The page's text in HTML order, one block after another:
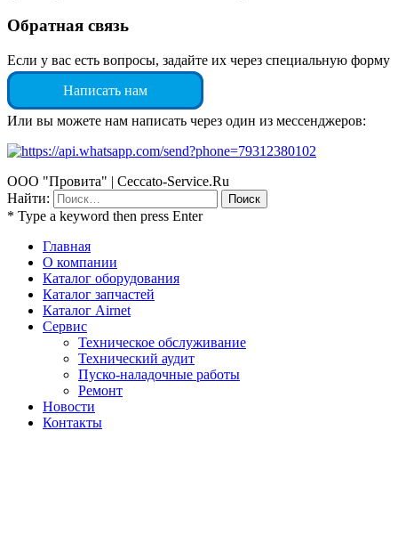
Обратная связь
Если у вас есть вопросы, задайте их через специальную форму
Написать нам
Или вы можете нам написать через один из мессенджеров:
ООО "Провита" | Ceccato-Service.Ru
Найти:
* Type a keyword then press Enter
Главная
О компании
Каталог оборудования
Каталог запчастей
Каталог Airnet
Сервис
Техническое обслуживание
Технический аудит
Пуско-наладочные работы
Ремонт
Новости
Контакты